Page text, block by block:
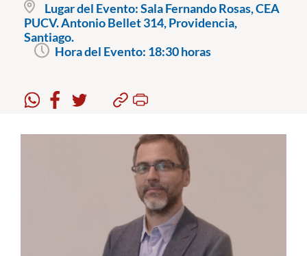
Pregrado
Postgrado
Lugar del Evento:Sala Fernando Rosas, CEA
PUCV. Antonio Bellet 314, Providencia,
Santiago.
Hora del Evento: 18:30 horas